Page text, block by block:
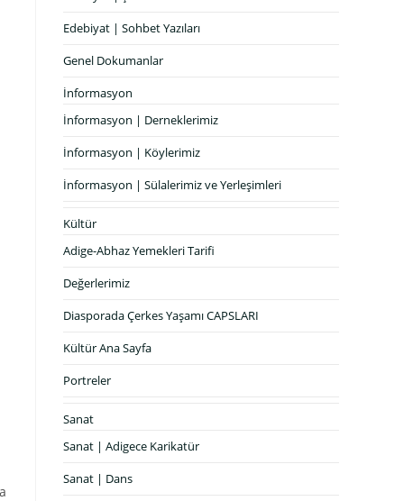
Edebiyat | Sohbet Yazıları
Genel Dokumanlar
İnformasyon
İnformasyon | Derneklerimiz
İnformasyon | Köylerimiz
İnformasyon | Sülalerimiz ve Yerleşimleri
Kültür
Adige-Abhaz Yemekleri Tarifi
Değerlerimiz
Diasporada Çerkes Yaşamı CAPSLARI
Kültür Ana Sayfa
Portreler
Sanat
Sanat | Adigece Karikatür
Sanat | Dans